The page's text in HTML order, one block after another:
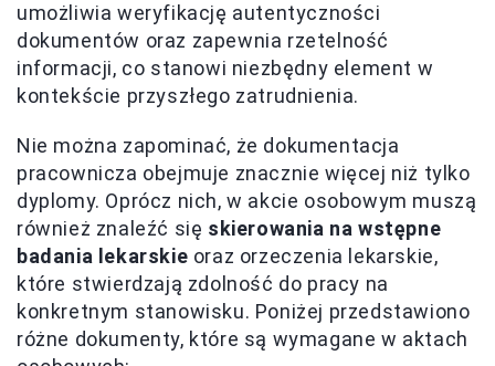
umożliwia weryfikację autentyczności
dokumentów oraz zapewnia rzetelność
informacji, co stanowi niezbędny element w
kontekście przyszłego zatrudnienia.
Nie można zapominać, że dokumentacja
pracownicza obejmuje znacznie więcej niż tylko
dyplomy. Oprócz nich, w akcie osobowym muszą
również znaleźć się skierowania na wstępne
badania lekarskie oraz orzeczenia lekarskie,
które stwierdzają zdolność do pracy na
konkretnym stanowisku. Poniżej przedstawiono
różne dokumenty, które są wymagane w aktach